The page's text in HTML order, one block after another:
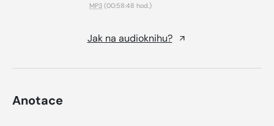
MP3 (00:58:48 hod.)
Jak na audioknihu?
Anotace